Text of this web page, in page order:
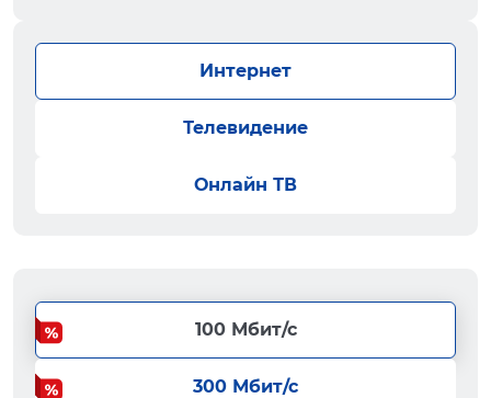
Интернет
Телевидение
Онлайн ТВ
100 Мбит/с
300 Мбит/с